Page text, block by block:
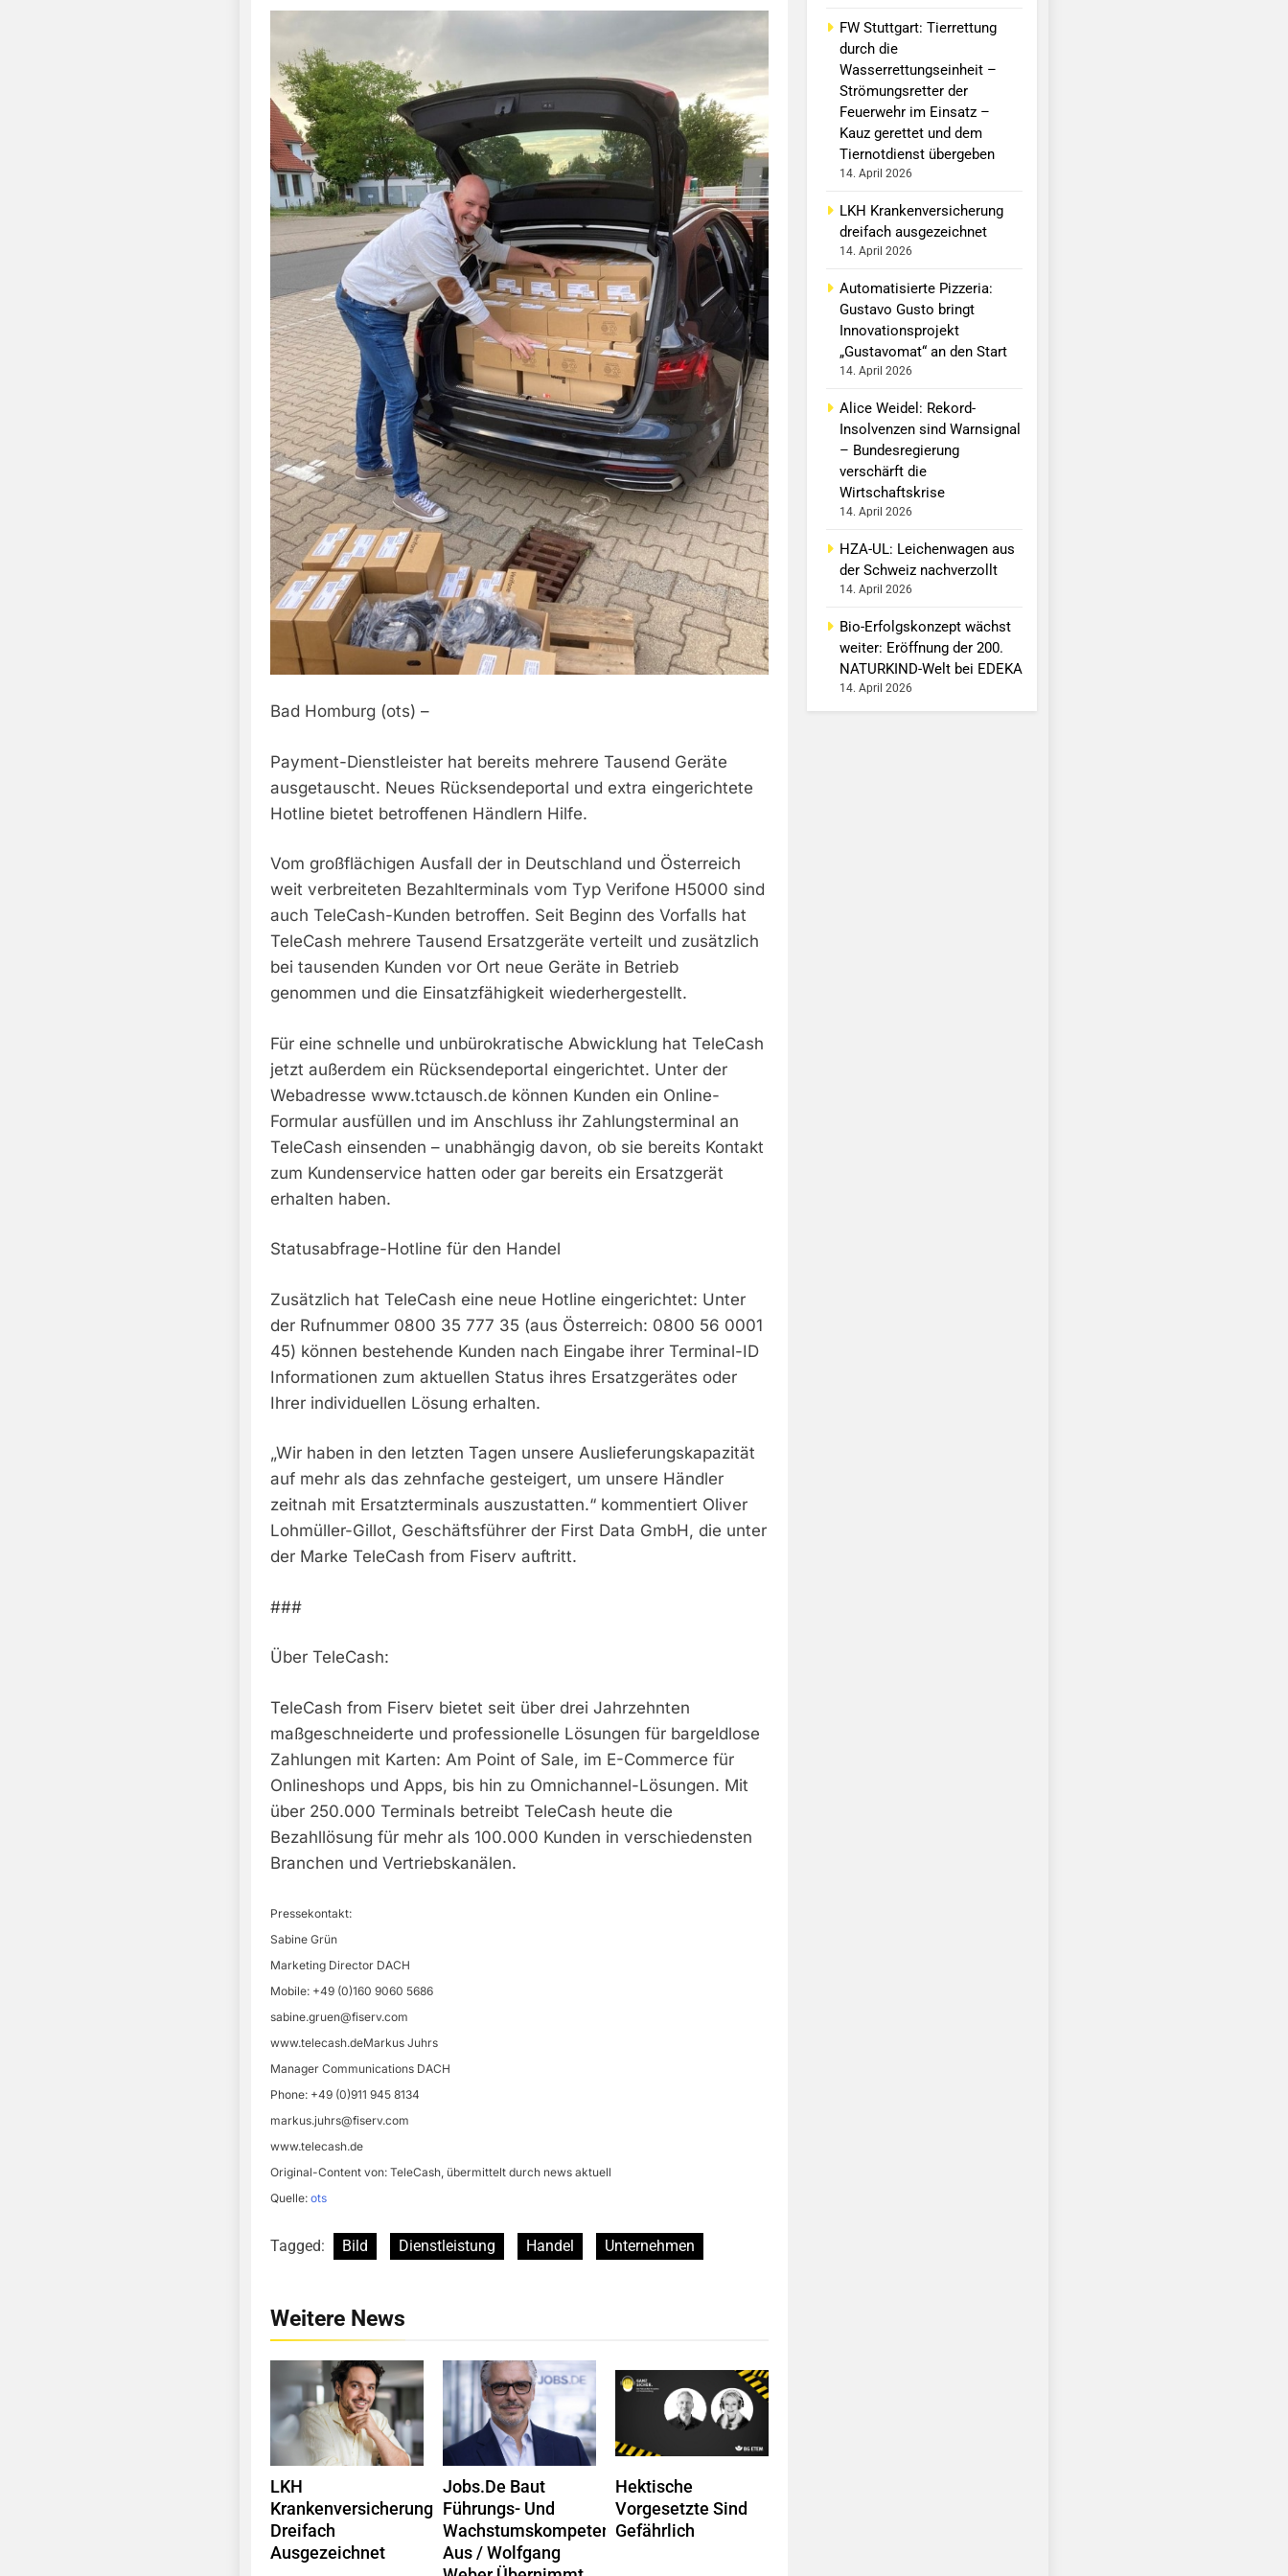
Bad Homburg (ots) –
Payment-Dienstleister hat bereits mehrere Tausend Geräte
ausgetauscht. Neues Rücksendeportal und extra eingerichtete
Hotline bietet betroffenen Händlern Hilfe.
Vom großflächigen Ausfall der in Deutschland und Österreich
weit verbreiteten Bezahlterminals vom Typ Verifone H5000 sind
auch TeleCash-Kunden betroffen. Seit Beginn des Vorfalls hat
TeleCash mehrere Tausend Ersatzgeräte verteilt und zusätzlich
bei tausenden Kunden vor Ort neue Geräte in Betrieb
genommen und die Einsatzfähigkeit wiederhergestellt.
Für eine schnelle und unbürokratische Abwicklung hat TeleCash
jetzt außerdem ein Rücksendeportal eingerichtet. Unter der
Webadresse www.tctausch.de können Kunden ein Online-
Formular ausfüllen und im Anschluss ihr Zahlungsterminal an
TeleCash einsenden – unabhängig davon, ob sie bereits Kontakt
zum Kundenservice hatten oder gar bereits ein Ersatzgerät
erhalten haben.
Statusabfrage-Hotline für den Handel
Zusätzlich hat TeleCash eine neue Hotline eingerichtet: Unter
der Rufnummer 0800 35 777 35 (aus Österreich: 0800 56 0001
45) können bestehende Kunden nach Eingabe ihrer Terminal-ID
Informationen zum aktuellen Status ihres Ersatzgerätes oder
Ihrer individuellen Lösung erhalten.
„Wir haben in den letzten Tagen unsere Auslieferungskapazität
auf mehr als das zehnfache gesteigert, um unsere Händler
zeitnah mit Ersatzterminals auszustatten.“ kommentiert Oliver
Lohmüller-Gillot, Geschäftsführer der First Data GmbH, die unter
der Marke TeleCash from Fiserv auftritt.
###
Über TeleCash:
TeleCash from Fiserv bietet seit über drei Jahrzehnten
maßgeschneiderte und professionelle Lösungen für bargeldlose
Zahlungen mit Karten: Am Point of Sale, im E-Commerce für
Onlineshops und Apps, bis hin zu Omnichannel-Lösungen. Mit
über 250.000 Terminals betreibt TeleCash heute die
Bezahllösung für mehr als 100.000 Kunden in verschiedensten
Branchen und Vertriebskanälen.
Pressekontakt:
Sabine Grün
Marketing Director DACH
Mobile: +49 (0)160 9060 5686
sabine.gruen@fiserv.com
www.telecash.deMarkus Juhrs
Manager Communications DACH
Phone: +49 (0)911 945 8134
markus.juhrs@fiserv.com
www.telecash.de
Original-Content von: TeleCash, übermittelt durch news aktuell
Quelle: ots
Tagged: Bild Dienstleistung Handel Unternehmen
Weitere News
LKH
Krankenversicherung
Dreifach
Ausgezeichnet
Jobs.de Baut
Führungs- Und
Wachstumskompetenz
Aus / Wolfgang
Hektische
Vorgesetzte Sind
Gefährlich
FW Stuttgart: Tierrettung
durch die
Wasserrettungseinheit –
Strömungsretter der
Feuerwehr im Einsatz –
Kauz gerettet und dem
Tiernotdienst übergeben
14. April 2026
LKH Krankenversicherung
dreifach ausgezeichnet
14. April 2026
Automatisierte Pizzeria:
Gustavo Gusto bringt
Innovationsprojekt
„Gustavomat“ an den Start
14. April 2026
Alice Weidel: Rekord-
Insolvenzen sind Warnsignal
– Bundesregierung
verschärft die
Wirtschaftskrise
14. April 2026
HZA-UL: Leichenwagen aus
der Schweiz nachverzollt
14. April 2026
Bio-Erfolgskonzept wächst
weiter: Eröffnung der 200.
NATURKIND-Welt bei EDEKA
14. April 2026